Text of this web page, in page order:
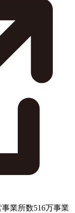
業所数516万事業